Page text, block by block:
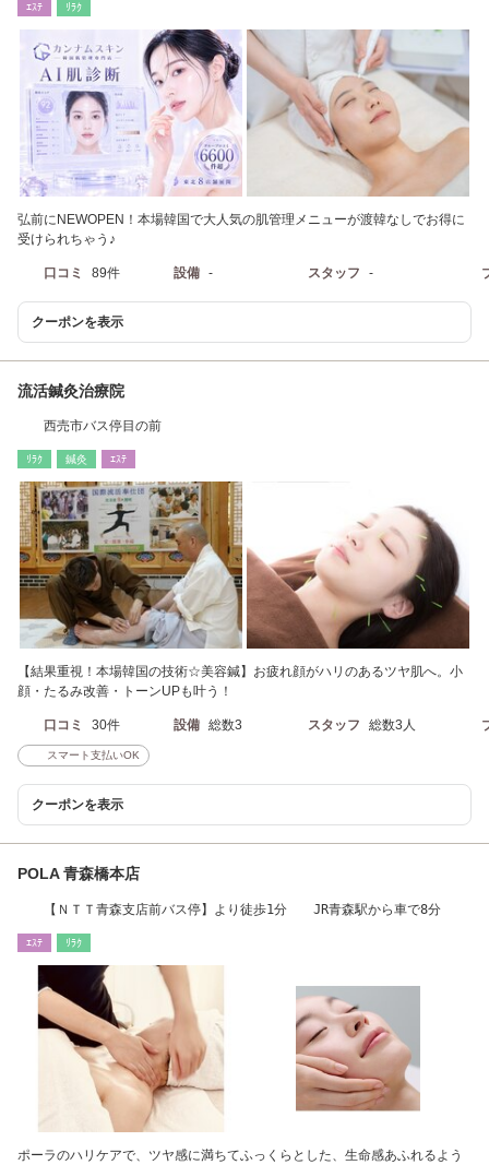
ｴｽﾃ ﾘﾗｸ
弘前にNEWOPEN！本場韓国で大人気の肌管理メニューが渡韓なしでお得に
受けられちゃう♪
口コミ 89件 設備 - スタッフ -
クーポンを表示
流活鍼灸治療院
西売市バス停目の前
ﾘﾗｸ 鍼灸 ｴｽﾃ
【結果重視！本場韓国の技術☆美容鍼】お疲れ顔がハリのあるツヤ肌へ。小
顔・たるみ改善・トーンUPも叶う！
口コミ 30件 設備 総数3 スタッフ 総数3人
スマート支払いOK
クーポンを表示
POLA 青森橋本店
【ＮＴＴ青森支店前バス停】より徒歩1分 JR青森駅から車で8分
ｴｽﾃ ﾘﾗｸ
ポーラのハリケアで、ツヤ感に満ちてふっくらとした、生命感あふれるよう